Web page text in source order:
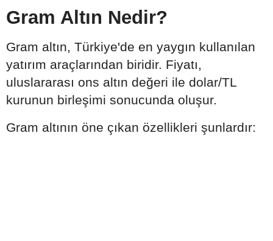
Gram Altın Nedir?
Gram altın, Türkiye'de en yaygın kullanılan
yatırım araçlarından biridir. Fiyatı,
uluslararası ons altın değeri ile dolar/TL
kurunun birleşimi sonucunda oluşur.
Gram altının öne çıkan özellikleri şunlardır: